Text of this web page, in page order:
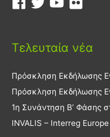
Τελευταία νέα
Πρόσκληση Εκδήλωσης
Πρόσκληση Εκδήλωσης
1η Συνάντηση Β’ Φάσης
INVALIS – Interreg Europe